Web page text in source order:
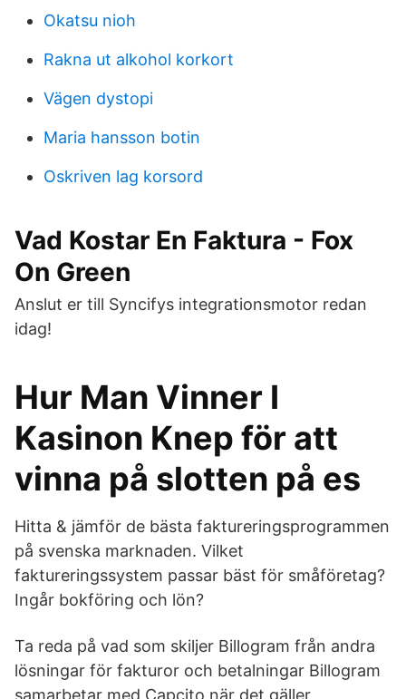
Okatsu nioh
Rakna ut alkohol korkort
Vägen dystopi
Maria hansson botin
Oskriven lag korsord
Vad Kostar En Faktura - Fox
On Green
Anslut er till Syncifys integrationsmotor redan
idag!
Hur Man Vinner I
Kasinon Knep för att
vinna på slotten på es
Hitta & jämför de bästa faktureringsprogrammen
på svenska marknaden. Vilket
faktureringssystem passar bäst för småföretag?
Ingår bokföring och lön?
Ta reda på vad som skiljer Billogram från andra
lösningar för fakturor och betalningar Billogram
samarbetar med Capcito när det gäller